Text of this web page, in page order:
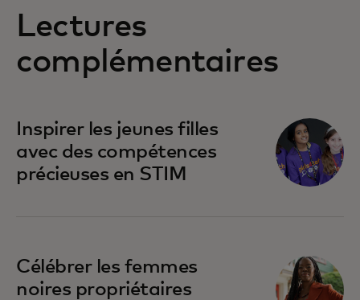
Lectures
complémentaires
Inspirer les jeunes filles
avec des compétences
précieuses en STIM
s’ouvre dans un nouvel onglet
Célébrer les femmes
noires propriétaires